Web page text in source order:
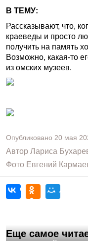
В ТЕМУ:
Рассказывают, что,
краеведы и просто
получить на память
Возможно, какая-то
из омских музеев.
Опубликовано 20 мая
Автор Лариса
Фото Евгений
Еще самое